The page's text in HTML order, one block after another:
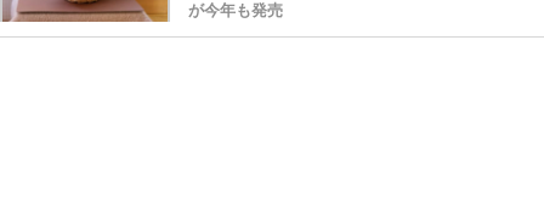
が今年も発売